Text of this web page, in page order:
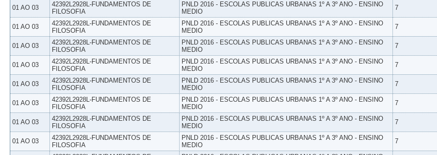
01 AO 03
42392L2928L-FUNDAMENTOS DE
FILOSOFIA
PNLD 2016 - ESCOLAS PUBLICAS URBANAS 1º A 3º ANO - ENSINO
MEDIO
7
01 AO 03
42392L2928L-FUNDAMENTOS DE
FILOSOFIA
PNLD 2016 - ESCOLAS PUBLICAS URBANAS 1º A 3º ANO - ENSINO
MEDIO
7
01 AO 03
42392L2928L-FUNDAMENTOS DE
FILOSOFIA
PNLD 2016 - ESCOLAS PUBLICAS URBANAS 1º A 3º ANO - ENSINO
MEDIO
7
01 AO 03
42392L2928L-FUNDAMENTOS DE
FILOSOFIA
PNLD 2016 - ESCOLAS PUBLICAS URBANAS 1º A 3º ANO - ENSINO
MEDIO
7
01 AO 03
42392L2928L-FUNDAMENTOS DE
FILOSOFIA
PNLD 2016 - ESCOLAS PUBLICAS URBANAS 1º A 3º ANO - ENSINO
MEDIO
7
01 AO 03
42392L2928L-FUNDAMENTOS DE
FILOSOFIA
PNLD 2016 - ESCOLAS PUBLICAS URBANAS 1º A 3º ANO - ENSINO
MEDIO
7
01 AO 03
42392L2928L-FUNDAMENTOS DE
FILOSOFIA
PNLD 2016 - ESCOLAS PUBLICAS URBANAS 1º A 3º ANO - ENSINO
MEDIO
7
01 AO 03
42392L2928L-FUNDAMENTOS DE
FILOSOFIA
PNLD 2016 - ESCOLAS PUBLICAS URBANAS 1º A 3º ANO - ENSINO
MEDIO
7